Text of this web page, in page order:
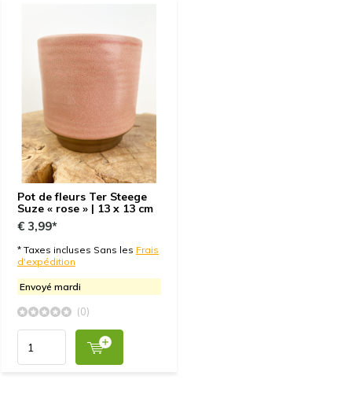
Pot de fleurs Ter Steege
Suze « rose » | 13 x 13 cm
€ 3,99*
* Taxes incluses Sans les Frais
d'expédition
Envoyé mardi
(0)